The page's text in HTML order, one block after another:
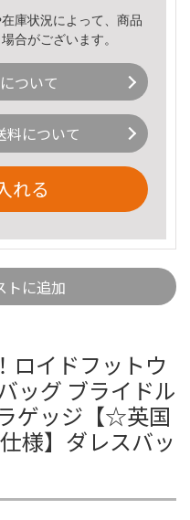
庫状況によって、商品
合がございます。
ついて
料について
れる
トに追加
ロイドフットウ
ッグ ブライドル
ゲッジ【☆英国
様】ダレスバッ